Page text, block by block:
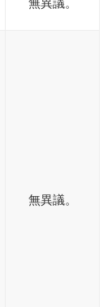
無異議。